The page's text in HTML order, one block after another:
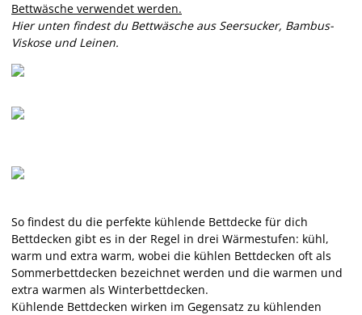
Bettwäsche verwendet werden.
Hier unten findest du Bettwäsche aus Seersucker, Bambus-
Viskose und Leinen.
So findest du die perfekte kühlende Bettdecke für dich
Bettdecken gibt es in der Regel in drei Wärmestufen: kühl,
warm und extra warm, wobei die kühlen Bettdecken oft als
Sommerbettdecken bezeichnet werden und die warmen und
extra warmen als Winterbettdecken.
Kühlende Bettdecken wirken im Gegensatz zu kühlenden